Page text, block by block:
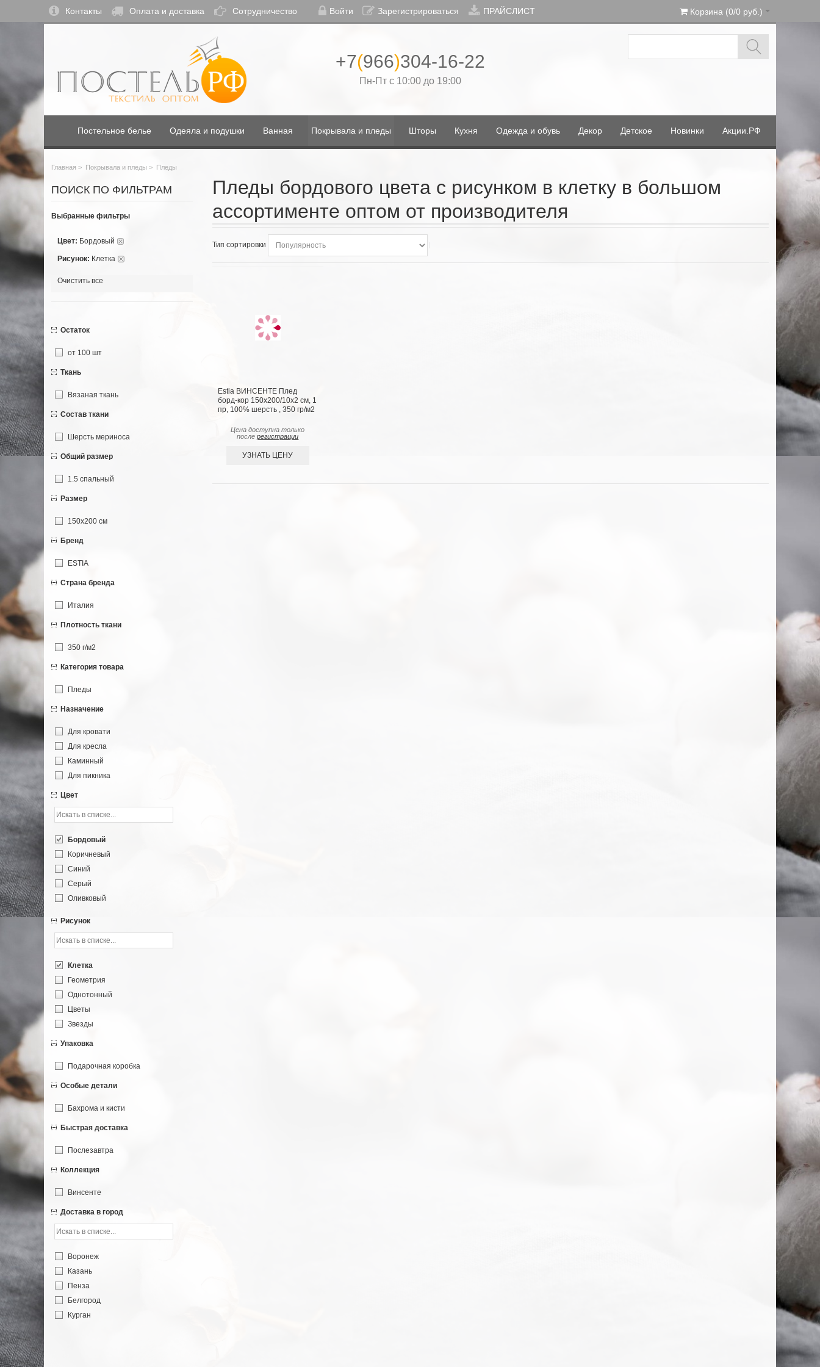
Контакты Оплата и доставка Сотрудничество Войти Зарегистрироваться ПРАЙСЛИСТ Корзина (0/0 руб.)
+7(966)304-16-22
Пн-Пт с 10:00 до 19:00
Постельное белье Одеяла и подушки Ванная Покрывала и пледы Шторы Кухня Одежда и обувь Декор Детское Новинки Акции.РФ
Главная > Покрывала и пледы > Пледы
Пледы бордового цвета с рисунком в клетку в большом
ассортименте оптом от производителя
Тип сортировки
Estia ВИНСЕНТЕ Плед
борд-кор 150х200/10х2 см, 1
пр, 100% шерсть , 350 гр/м2
Цена доступна только
послерегистрации
УЗНАТЬ ЦЕНУ
ПОИСК ПО ФИЛЬТРАМ
Выбранные фильтры
Цвет: Бордовый
Рисунок: Клетка
Очистить все
Остаток
от 100 шт
Ткань
Вязаная ткань
Состав ткани
Шерсть мериноса
Общий размер
1.5 спальный
Размер
150х200 см
Бренд
ESTIA
Страна бренда
Италия
Плотность ткани
350 г/м2
Категория товара
Пледы
Назначение
Для кровати
Для кресла
Каминный
Для пикника
Цвет
Бордовый
Коричневый
Синий
Серый
Оливковый
Терракотовый
Красный
Черный
Черно-белый
Рисунок
Клетка
Геометрия
Однотонный
Цветы
Звезды
Упаковка
Подарочная коробка
Особые детали
Бахрома и кисти
Быстрая доставка
Послезавтра
Коллекция
Винсенте
Доставка в город
Воронеж
Казань
Пенза
Белгород
Курган